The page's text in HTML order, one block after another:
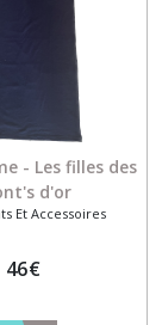
- Les filles des
d'or
Et Accessoires
46€